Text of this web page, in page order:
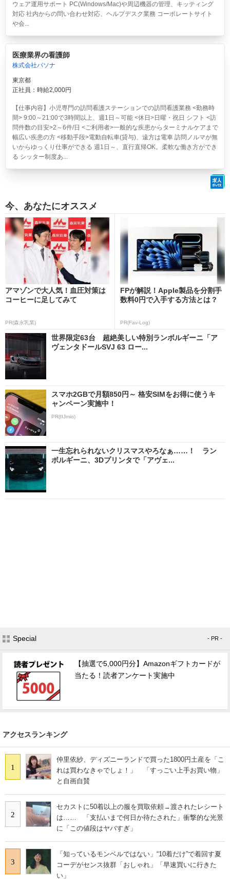
ウェア運用サポート PC(Windows/Mac)や周辺機器の管理、キッティング
対応 社内からの問い合わせ対応、ヘルプデスク業務 コーポレートサイト
や会...
医療業界の看護師
株式会社パソナ
東京都
正社員：時給2,000円
【仕事内容】小児専門の訪問看護ステーションでの訪問看護業務 <勤務時
間> 9:00～21:00で3時間以上、週1日～可能 <休日>日曜・祝日 シフト <訪
問件数の目安>2～6件/日 <ご利用者>一般的な疾患からターミナルケアまで
幅広い疾患の方 <移動手段>電動自転車(貸与)、遠方は電車 訪問ノルマが無
いからゆっくり仕事ができる 週1日～、直行直帰OK。柔軟な働き方ができ
る シッター制度あ...
今、あなたにオススメ
アマゾンで大人気！血圧対策は
コーヒーに足してみて
PR(森永乳業)
FPが解説！Apple製品を分割手
数料0円で入手する方法とは？
PR(Fav-Log)
世界限定63台 超絶美しい特別ランボルギーニ「ア
ヴェンタドールSVJ 63 ロー...
スマホ2GBで月額850円～ 格安SIMをお得に使うキ
ャンペーン実施中！
PR(IIJmio)
一生忘れられないクリスマスやろなぁ……！ ラン
ボルギーニ、3Dプリンタで「アヴェ...
Special - PR -
【抽選で5,000円分】Amazonギフトカードが
当たる！読者アンケート実施中
アクセスランキング
1
仲里依紗、ディズニーランドで買った1800円土産を「こ
れは買わなきゃでしょ！」 「すっごい上手お買い物」
と自画自賛
2
セカストに50着以上の服を買取依頼→渡されたレシート
は…… 「支払いまで何日か待たされた」衝撃的な光景
に「この値段はヤバすぎ」
3
「知っているモンベルではない」“10着だけ”で着回す夏
コーデがセンス抜群「おしゃれ」「早速買いに行きた
い」